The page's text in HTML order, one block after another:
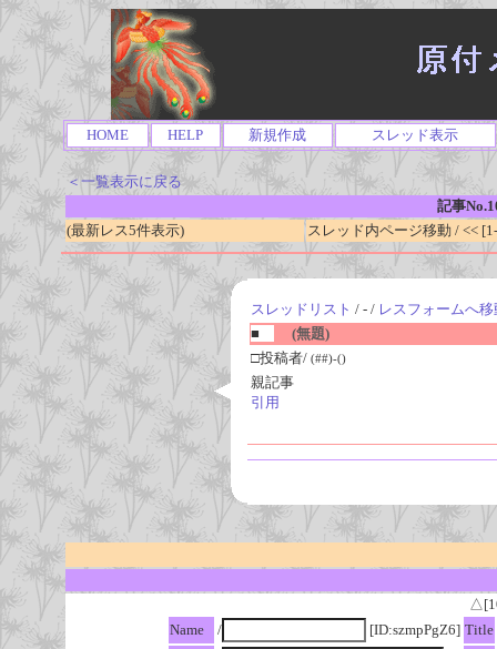
HOME HELP 新規作成 スレッド表示
＜一覧表示に戻る
記事
(最新レス5件表示)
スレッド内ページ移動 / <<
スレッドリスト / - / レスフォームへ移
■
(無題)
□投稿者/ (##)-()
親記事
引用
Name
/ [ID:szmpPgZ6] Title